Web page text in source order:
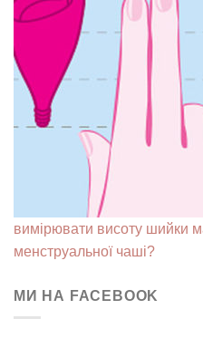
вимірювати висоту шийки
менструальної чаші?
МИ НА FACEBOOK